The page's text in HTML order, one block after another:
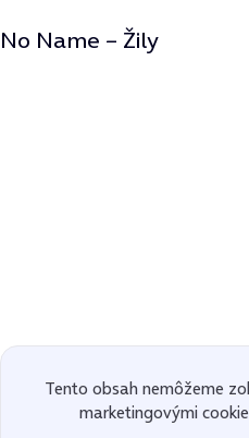
No Name – Žily
Tento obsah nemôžeme
marketingovými